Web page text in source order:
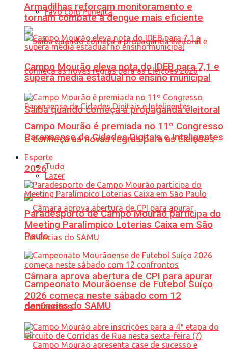
Favo com Pimenta
Saiba quando começa a propaganda eleitoral
e conheça as novas regras para as Eleições
2026
Câmara aprova abertura de CPI para apurar
denúncias do SAMU
Armadilhas reforçam monitoramento e
tornam combate à dengue mais eficiente
Campo Mourão eleva nota do IDEB para 7,1 e
supera média estadual no ensino municipal
Campo Mourão é premiada no 11º Congresso
Paranaense de Cidades Digitais e Inteligentes
Esporte
Tudo
Lazer
Paradesporto de Campo Mourão participa do
Meeting Paralímpico Loterias Caixa em São
Paulo
Campeonato Mourãoense de Futebol Suíço
2026 começa neste sábado com 12
confrontos